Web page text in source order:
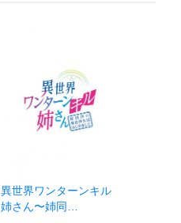
異世界ワンターンキル
姉さん〜姉同…